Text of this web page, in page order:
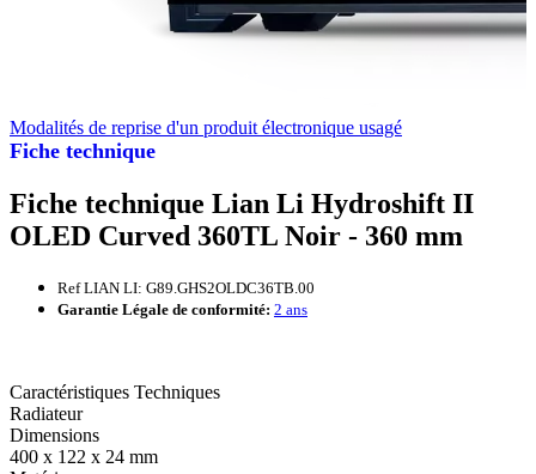
Fiche technique
Modalités de reprise d'un produit électronique usagé
Fiche technique Lian Li Hydroshift II
OLED Curved 360TL Noir - 360 mm
Ref LIAN LI: G89.GHS2OLDC36TB.00
Garantie Légale de conformité: 2 ans
Caractéristiques Techniques
Radiateur
Dimensions
400 x 122 x 24 mm